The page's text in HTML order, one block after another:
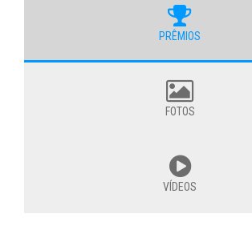
PRÊMIOS
FOTOS
VÍDEOS